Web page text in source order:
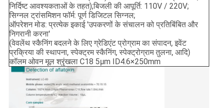
निर्दिष्ट आवश्यकताओं के तहत);बिजली की आपूर्ति: 110V / 220V;
सिग्नल ट्रांसमिशन फॉर्म: पूर्ण डिजिटल सिग्नल;
ऑपरेशन मोड: प्रत्येक इकाई 'उपकरणों के संचालन को प्रतिबिंबित और
निगरानी करना'
(वेवलेंथ स्कैनिंग बदलने के लिए ग्रेडिएंट प्रोग्राम का संपादन, इवेंट
प्रक्रिया की स्थापना, स्पेक्ट्रम स्कैनिंग, स्पेक्ट्रोग्राम तुलना, आदि)
कॉलम ओवन मूल श्रृंखला C18 5μm ID4.6×250mm